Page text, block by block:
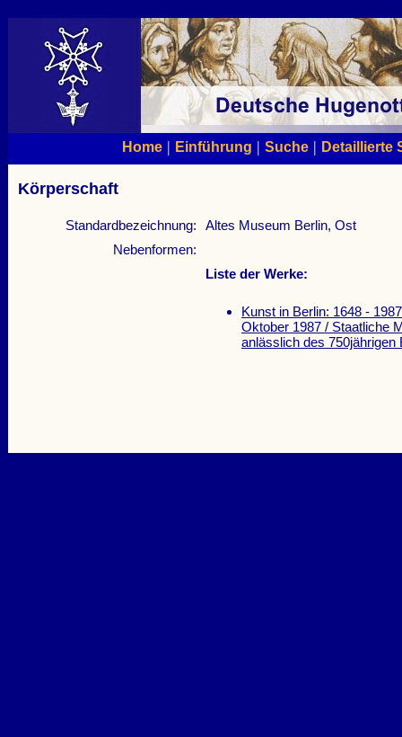
Home| Einführung | Suche| Detaillierte
Körperschaft
Standardbezeichnung:
Altes Museum Berlin, Ost
Nebenformen:
Liste der Werke:
Kunst in Berlin: 1648 -
Oktober 1987 / Staatliche
anlässlich des 750jährigen